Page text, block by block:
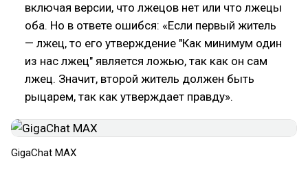
включая версии, что лжецов нет или что лжецы
оба. Но в ответе ошибся: «Если первый житель
— лжец, то его утверждение "Как минимум один
из нас лжец" является ложью, так как он сам
лжец. Значит, второй житель должен быть
рыцарем, так как утверждает правду».
GigaChat MAX